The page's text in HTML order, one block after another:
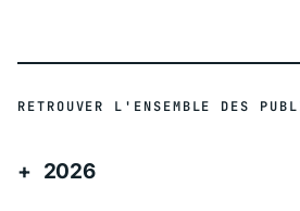
RETROUVER L'ENSEMBLE DES
2026